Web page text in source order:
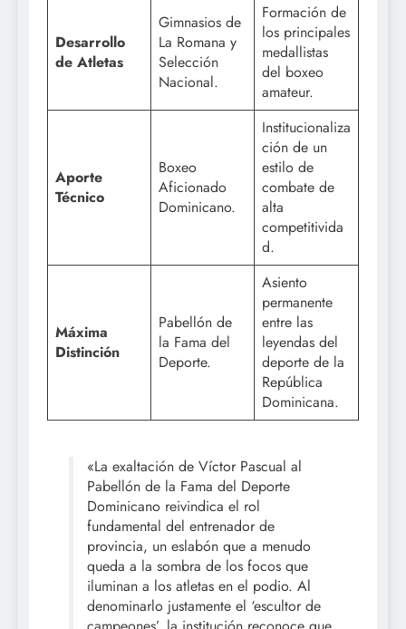
Desarrollo
de Atletas
Gimnasios de
La Romana y
Selección
Nacional.
Formación de
los principales
medallistas
del boxeo
amateur.
Aporte
Técnico
Boxeo
Aficionado
Dominicano.
Institucionaliza
ción de un
estilo de
combate de
alta
competitivida
d.
Máxima
Distinción
Pabellón de
la Fama del
Deporte.
Asiento
permanente
entre las
leyendas del
deporte de la
República
Dominicana.
«La exaltación de Víctor Pascual al
Pabellón de la Fama del Deporte
Dominicano reivindica el rol
fundamental del entrenador de
provincia, un eslabón que a menudo
queda a la sombra de los focos que
iluminan a los atletas en el podio. Al
denominarlo justamente el ‘escultor de